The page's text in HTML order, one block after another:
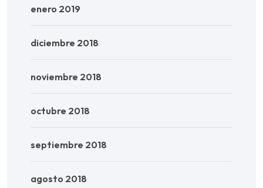
enero 2019
diciembre 2018
noviembre 2018
octubre 2018
septiembre 2018
agosto 2018